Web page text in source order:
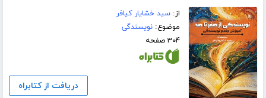
از:سید خشایار کیافر
موضوع:نویسندگی
۳۰۴ صفحه
دریافت از کتابراه